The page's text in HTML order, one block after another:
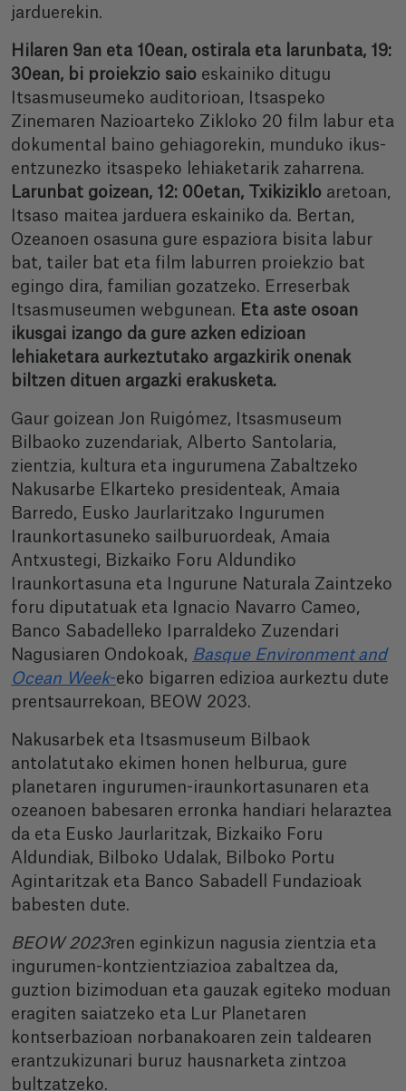
jarduerekin.
Hilaren 9an eta 10ean, ostirala eta larunbata, 19:
30ean, bi proiekzio saio eskainiko ditugu
Itsasmuseumeko auditorioan, Itsaspeko
Zinemaren Nazioarteko Zikloko 20 film labur eta
dokumental baino gehiagorekin, munduko ikus-
entzunezko itsaspeko lehiaketarik zaharrena.
Larunbat goizean, 12: 00etan, Txikiziklo aretoan,
Itsaso maitea jarduera eskainiko da. Bertan,
Ozeanoen osasuna gure espaziora bisita labur
bat, tailer bat eta film laburren proiekzio bat
egingo dira, familian gozatzeko. Erreserbak
Itsasmuseumen webgunean. Eta aste osoan
ikusgai izango da gure azken edizioan
lehiaketara aurkeztutako argazkirik onenak
biltzen dituen argazki erakusketa.
Gaur goizean Jon Ruigómez, Itsasmuseum
Bilbaoko zuzendariak, Alberto Santolaria,
zientzia, kultura eta ingurumena Zabaltzeko
Nakusarbe Elkarteko presidenteak, Amaia
Barredo, Eusko Jaurlaritzako Ingurumen
Iraunkortasuneko sailburuordeak, Amaia
Antxustegi, Bizkaiko Foru Aldundiko
Iraunkortasuna eta Ingurune Naturala Zaintzeko
foru diputatuak eta Ignacio Navarro Cameo,
Banco Sabadelleko Iparraldeko Zuzendari
Nagusiaren Ondokoak, Basque Environment and
Ocean Week-eko bigarren edizioa aurkeztu dute
prentsaurrekoan, BEOW 2023.
Nakusarbek eta Itsasmuseum Bilbaok
antolatutako ekimen honen helburua, gure
planetaren ingurumen-iraunkortasunaren eta
ozeanoen babesaren erronka handiari helaraztea
da eta Eusko Jaurlaritzak, Bizkaiko Foru
Aldundiak, Bilboko Udalak, Bilboko Portu
Agintaritzak eta Banco Sabadell Fundazioak
babesten dute.
BEOW 2023ren eginkizun nagusia zientzia eta
ingurumen-kontzientziazioa zabaltzea da,
guztion bizimoduan eta gauzak egiteko moduan
eragiten saiatzeko eta Lur Planetaren
kontserbazioan norbanakoaren zein taldearen
erantzukizunari buruz hausnarketa zintzoa
bultzatzeko.